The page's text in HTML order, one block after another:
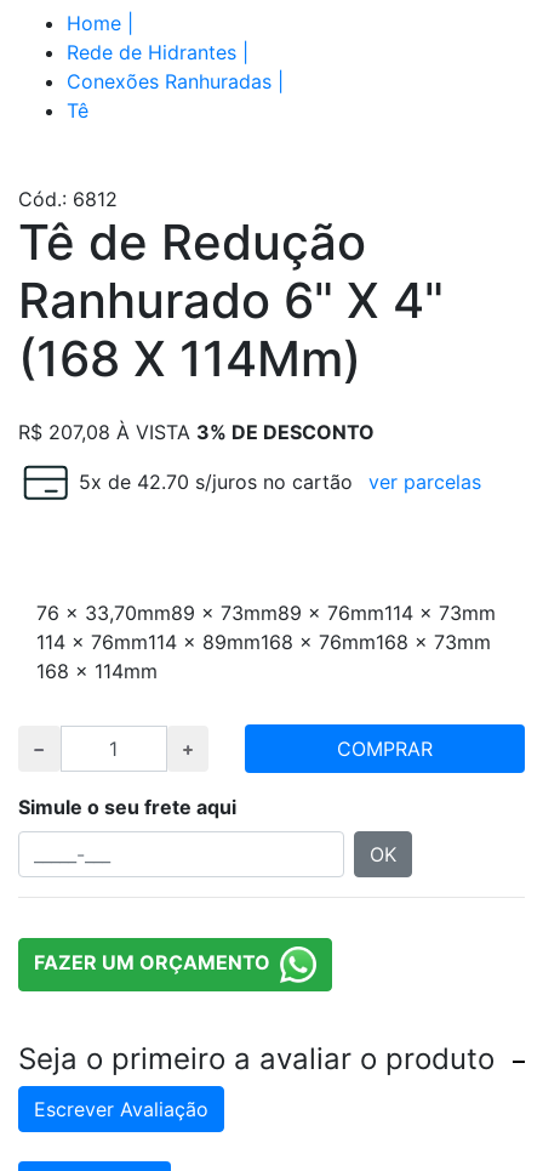
Home
Rede de Hidrantes
Conexões Ranhuradas
Tê
Cód.: 6812
Tê de Redução
Ranhurado 6" X 4"
(168 X 114Mm)
R$ 207,08 À VISTA 3% DE DESCONTO
5x de 42.70 s/juros no cartão ver parcelas
76 x 33,70mm89 x 73mm89 x 76mm114 x 73mm
114 x 76mm114 x 89mm168 x 76mm168 x 73mm
168 x 114mm
COMPRAR
Simule o seu frete aqui
OK
FAZER UM ORÇAMENTO
Seja o primeiro a avaliar o produto
Escrever Avaliação